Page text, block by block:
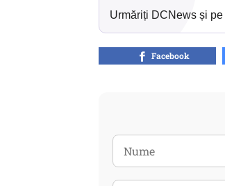
Urmăriți DCNews și pe
Facebook